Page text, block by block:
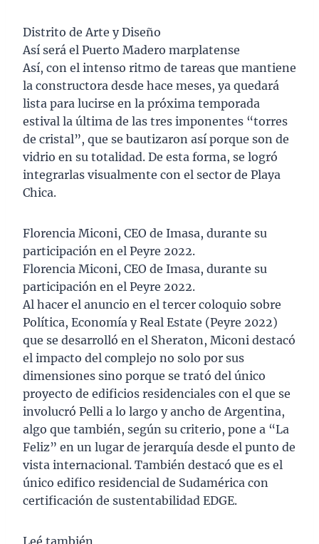
Distrito de Arte y Diseño
Así será el Puerto Madero marplatense
Así, con el intenso ritmo de tareas que mantiene
la constructora desde hace meses, ya quedará
lista para lucirse en la próxima temporada
estival la última de las tres imponentes “torres
de cristal”, que se bautizaron así porque son de
vidrio en su totalidad. De esta forma, se logró
integrarlas visualmente con el sector de Playa
Chica.
Florencia Miconi, CEO de Imasa, durante su
participación en el Peyre 2022.
Florencia Miconi, CEO de Imasa, durante su
participación en el Peyre 2022.
Al hacer el anuncio en el tercer coloquio sobre
Política, Economía y Real Estate (Peyre 2022)
que se desarrolló en el Sheraton, Miconi destacó
el impacto del complejo no solo por sus
dimensiones sino porque se trató del único
proyecto de edificios residenciales con el que se
involucró Pelli a lo largo y ancho de Argentina,
algo que también, según su criterio, pone a “La
Feliz” en un lugar de jerarquía desde el punto de
vista internacional. También destacó que es el
único edifico residencial de Sudamérica con
certificación de sustentabilidad EDGE.